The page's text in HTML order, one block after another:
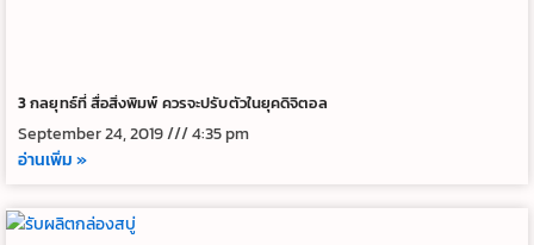
3 กลยุทธ์ที่ สื่อสิ่งพิมพ์ ควรจะปรับตัวในยุคดิจิตอล
September 24, 2019
4:35 pm
อ่านเพิ่ม »